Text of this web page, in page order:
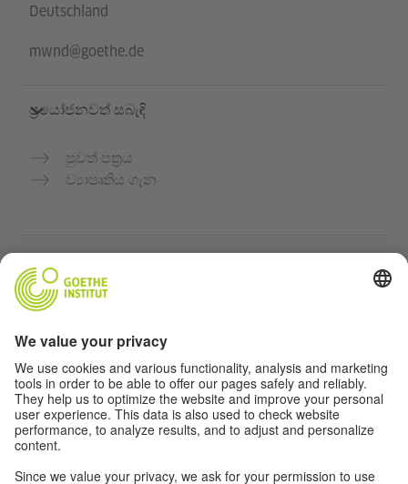
Deutschland
mwnd@goethe.de
ප්‍රයෝජනවත් සබැඳි
පුවත් පත්‍රය
ව්‍යාපෘතිය ගැන
ගෝතේ ආයතනයේ ජර්මන් භාෂා පාඨමාලා
ගුරුවරුන් සඳහා පෝර්ටලය "Deutschstunde"
රහස්‍යතා සහ ප්‍රවේශය